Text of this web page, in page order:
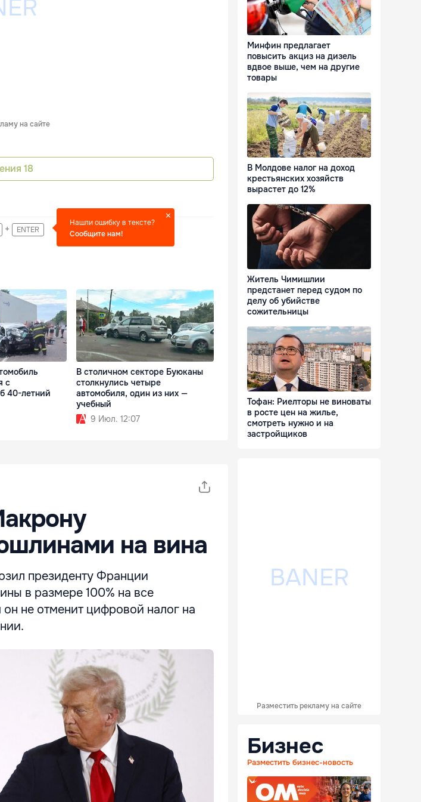
на сайте
18
+ ENTER
Нашли ошибку в тексте?
Сообщите нам!
с
40-летний
В столичном секторе Буюканы
столкнулись четыре
автомобиля, один из них —
учебный
9 Июл. 12:07
на вина
президенту Франции
в размере 100% на все
не отменит цифровой налог на
Минфин предлагает
повысить акциз на дизель
вдвое выше, чем на другие
товары
В Молдове налог на доход
крестьянских хозяйств
вырастет до 12%
Житель Чимишлии
предстанет перед судом по
делу об убийстве
сожительницы
Тофан: Риелторы не виноваты
в росте цен на жилье,
смотреть нужно и на
застройщиков
Разместить рекламу на сайте
Бизнес
Разместить бизнес-новость